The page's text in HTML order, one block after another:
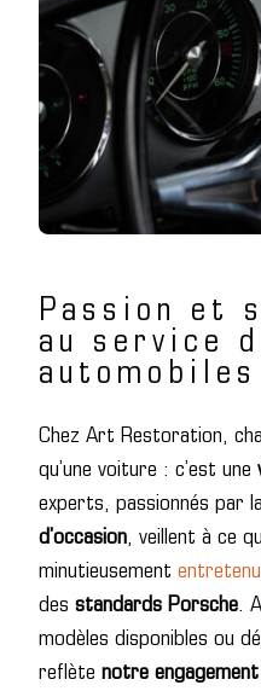
Passion et
au service
automobiles
Chez Art Restoration,
qu’une voiture : c’est une
experts, passionnés par
d’occasion, veillent à ce
minutieusement entretenu
des standards Porsche.
modèles disponibles ou
reflète notre engagement